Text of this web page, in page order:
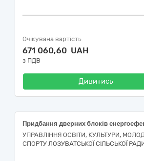
Очікувана вартість
671 060,60 UAH
з ПДВ
Дивитись
УПРАВЛІННЯ ОСВІТИ, КУЛЬТУРИ,
СПОРТУ ЛОЗУВАТСЬКОЇ СІЛЬСЬКОЇ